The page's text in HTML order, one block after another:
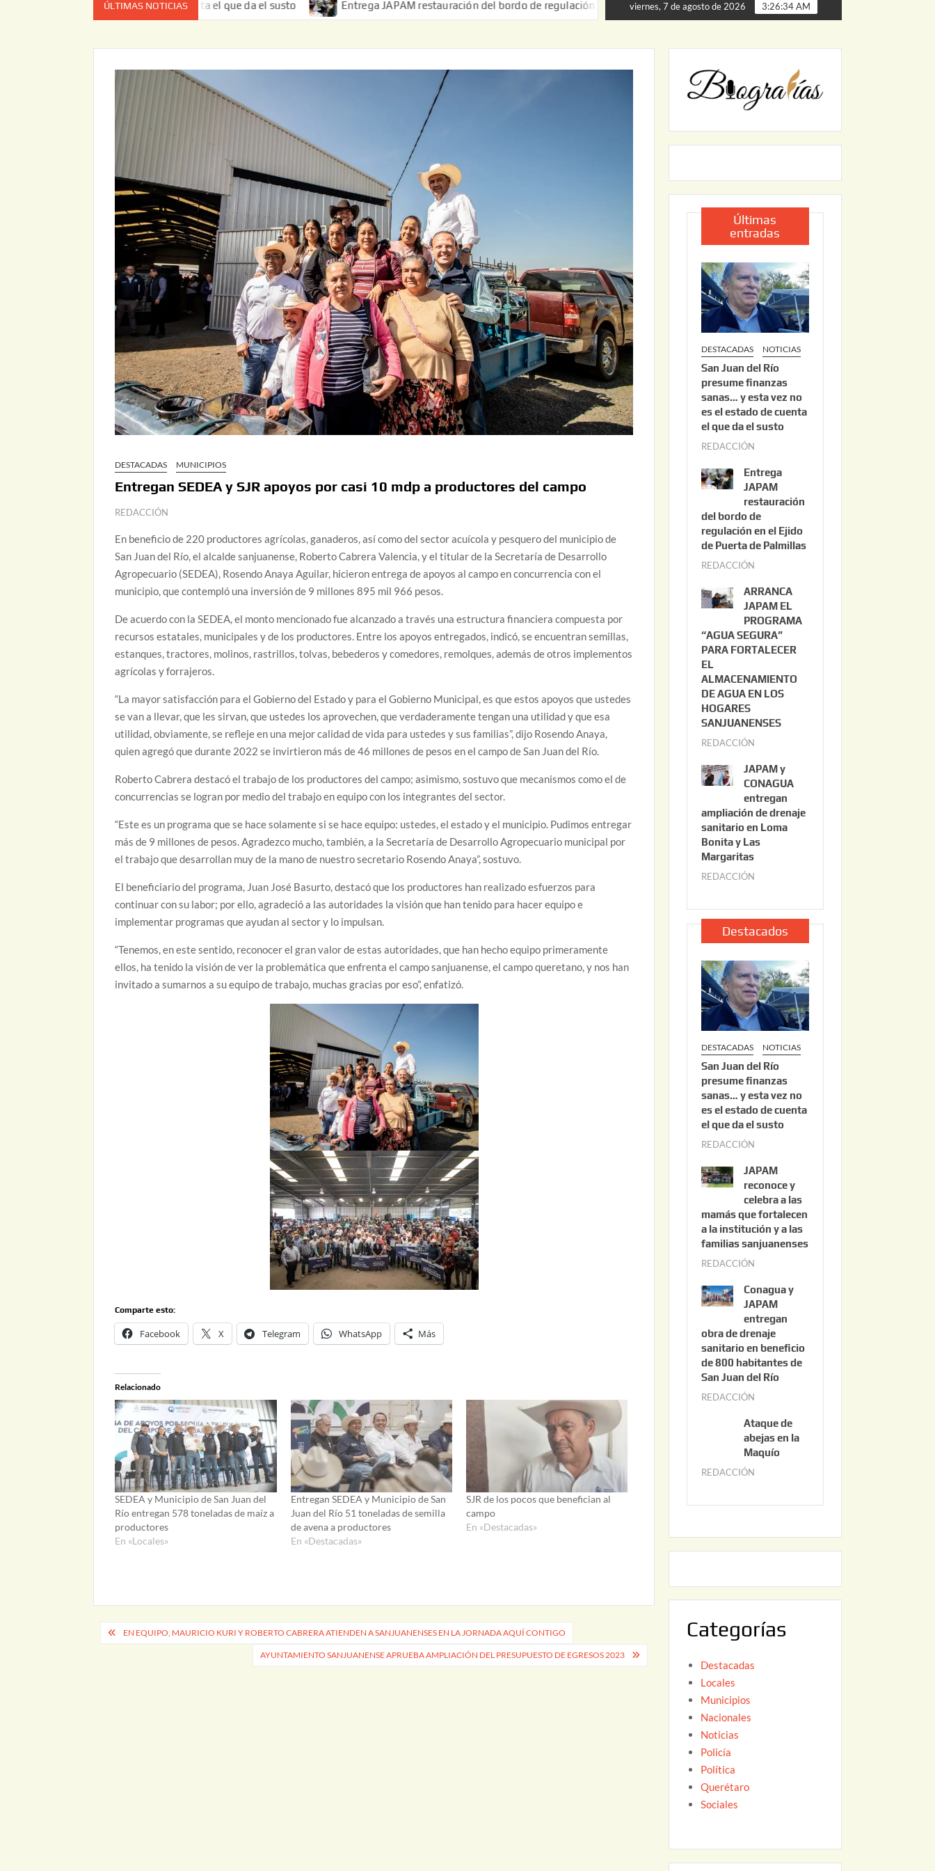
ÚLTIMAS NOTICIAS
no es el estado de cuenta el que da el susto Entrega JAPAM restauración del bordo de regulación en el Ejido de Puerta de Palmillas ARRANCA JAPAM EL PROGRAMA
viernes, 7 de agosto de 2026 3:26:35 AM
DESTACADAS MUNICIPIOS
Entregan SEDEA y SJR apoyos por casi 10 mdp a productores del campo
REDACCIÓN
En beneficio de 220 productores agrícolas, ganaderos, así como del sector acuícola y pesquero del municipio de
San Juan del Río, el alcalde sanjuanense, Roberto Cabrera Valencia, y el titular de la Secretaría de Desarrollo
Agropecuario (SEDEA), Rosendo Anaya Aguilar, hicieron entrega de apoyos al campo en concurrencia con el
municipio, que contempló una inversión de 9 millones 895 mil 966 pesos.
De acuerdo con la SEDEA, el monto mencionado fue alcanzado a través una estructura financiera compuesta por
recursos estatales, municipales y de los productores. Entre los apoyos entregados, indicó, se encuentran semillas,
estanques, tractores, molinos, rastrillos, tolvas, bebederos y comedores, remolques, además de otros implementos
agrícolas y forrajeros.
“La mayor satisfacción para el Gobierno del Estado y para el Gobierno Municipal, es que estos apoyos que ustedes
se van a llevar, que les sirvan, que ustedes los aprovechen, que verdaderamente tengan una utilidad y que esa
utilidad, obviamente, se refleje en una mejor calidad de vida para ustedes y sus familias”, dijo Rosendo Anaya,
quien agregó que durante 2022 se invirtieron más de 46 millones de pesos en el campo de San Juan del Río.
Roberto Cabrera destacó el trabajo de los productores del campo; asimismo, sostuvo que mecanismos como el de
concurrencias se logran por medio del trabajo en equipo con los integrantes del sector.
“Este es un programa que se hace solamente si se hace equipo: ustedes, el estado y el municipio. Pudimos entregar
más de 9 millones de pesos. Agradezco mucho, también, a la Secretaría de Desarrollo Agropecuario municipal por
el trabajo que desarrollan muy de la mano de nuestro secretario Rosendo Anaya”, sostuvo.
El beneficiario del programa, Juan José Basurto, destacó que los productores han realizado esfuerzos para
continuar con su labor; por ello, agradeció a las autoridades la visión que han tenido para hacer equipo e
implementar programas que ayudan al sector y lo impulsan.
“Tenemos, en este sentido, reconocer el gran valor de estas autoridades, que han hecho equipo primeramente
ellos, ha tenido la visión de ver la problemática que enfrenta el campo sanjuanense, el campo queretano, y nos han
invitado a sumarnos a su equipo de trabajo, muchas gracias por eso”, enfatizó.
Comparte esto:
Facebook X Telegram WhatsApp Más
Relacionado
SEDEA y Municipio de San Juan del
Río entregan 578 toneladas de maíz a
productores
En «Locales»
Entregan SEDEA y Municipio de San
Juan del Río 51 toneladas de semilla
de avena a productores
En «Destacadas»
SJR de los pocos que benefician al
campo
En «Destacadas»
Navegación
EN EQUIPO, MAURICIO KURI Y ROBERTO CABRERA ATIENDEN A SANJUANENSES EN LA JORNADA AQUÍ CONTIGO
AYUNTAMIENTO SANJUANENSE APRUEBA AMPLIACIÓN DEL PRESUPUESTO DE EGRESOS 2023
Últimas
entradas
DESTACADAS NOTICIAS
San Juan del Río
presume finanzas
sanas… y esta vez no
es el estado de cuenta
el que da el susto
REDACCIÓN
o
s
t
o
3
2
0
2
6
Entrega
JAPAM
restauración
del bordo de
regulación en el Ejido
de Puerta de Palmillas
REDACCIÓN
l
i
o
2
0
ARRANCA
JAPAM EL
PROGRAMA
“AGUA SEGURA”
PARA FORTALECER
EL
ALMACENAMIENTO
DE AGUA EN LOS
HOGARES
SANJUANENSES
REDACCIÓN
l
i
o
2
2
2
6
JAPAM y
CONAGUA
entregan
ampliación de drenaje
sanitario en Loma
Bonita y Las
Margaritas
REDACCIÓN
l
i
o
2
2
,
2
0
2
6
Destacados
DESTACADAS NOTICIAS
San Juan del Río
presume finanzas
sanas… y esta vez no
es el estado de cuenta
el que da el susto
REDACCIÓN
s
t
o
3
0
2
6
JAPAM
reconoce y
celebra a las
mamás que fortalecen
a la institución y a las
familias sanjuanenses
REDACCIÓN
n
i
o
3
0
0
2
6
Conagua y
JAPAM
entregan
obra de drenaje
sanitario en beneficio
de 800 habitantes de
San Juan del Río
REDACCIÓN
n
i
0
2
Ataque de
abejas en la
Maquío
REDACCIÓN
y
2
Categorías
Destacadas
Locales
Municipios
Nacionales
Noticias
Policía
Política
Querétaro
Sociales